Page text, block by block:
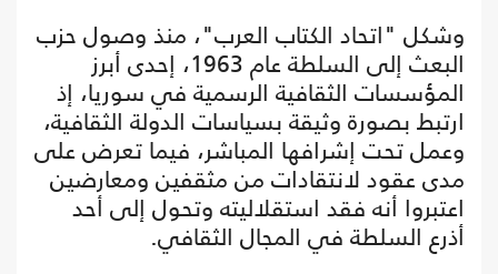
وشكل "اتحاد الكتاب العرب"، منذ وصول حزب
البعث إلى السلطة عام 1963، إحدى أبرز
المؤسسات الثقافية الرسمية في سوريا، إذ
ارتبط بصورة وثيقة بسياسات الدولة الثقافية،
وعمل تحت إشرافها المباشر، فيما تعرض على
مدى عقود لانتقادات من مثقفين ومعارضين
اعتبروا أنه فقد استقلاليته وتحول إلى أحد
أذرع السلطة في المجال الثقافي.